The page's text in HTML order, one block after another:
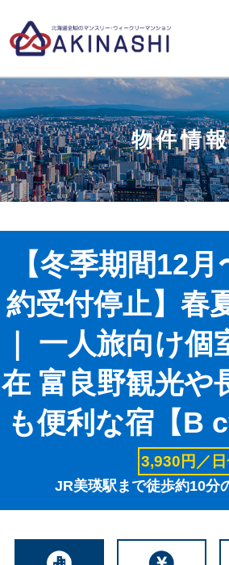
物件情
【冬季期間12
約受付停止】春
｜ 一人旅向け
在 富良野観光や
も便利な宿【B
3,930円／
JR美瑛駅まで徒歩約10分